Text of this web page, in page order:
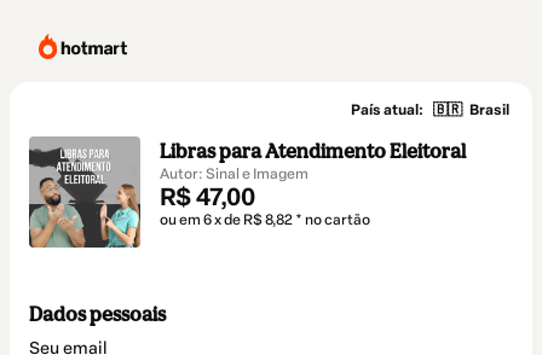
País atual: 🇧🇷 Brasil
Libras para Atendimento Eleitoral
Autor: Sinal e Imagem
R$ 47,00
ou em 6 x de R$ 8,82 * no cartão
Dados pessoais
Seu email